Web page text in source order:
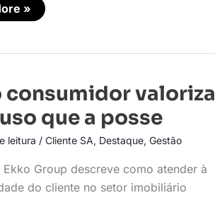
»
consumidor valoriza
que a posse
leitura / Cliente SA, Destaque, Gestão
Group descreve como atender à
do cliente no setor imobiliário